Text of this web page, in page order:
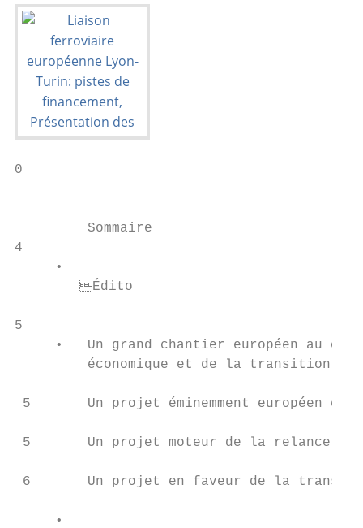
0
         Sommaire
4
     •
5
•   Un grand chantier européen au
économique et de la transition
5       Un projet éminemment européen et
5       Un projet moteur de la relance
6       Un projet en faveur de la
     •